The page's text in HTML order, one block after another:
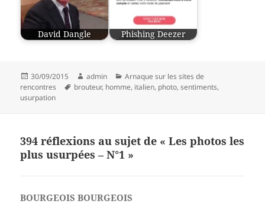
David Dangle Phishing Deezer
Publié
le
30/09/2015 Auteur
admin Catégories
Arnaque sur les sites de
rencontres
Mots-
brouteur, homme, italien, photo,sentiments,
usurpation
394 réflexions au sujet de « Les photos les
plus usurpées – N°1 »
BOURGEOIS BOURGEOIS